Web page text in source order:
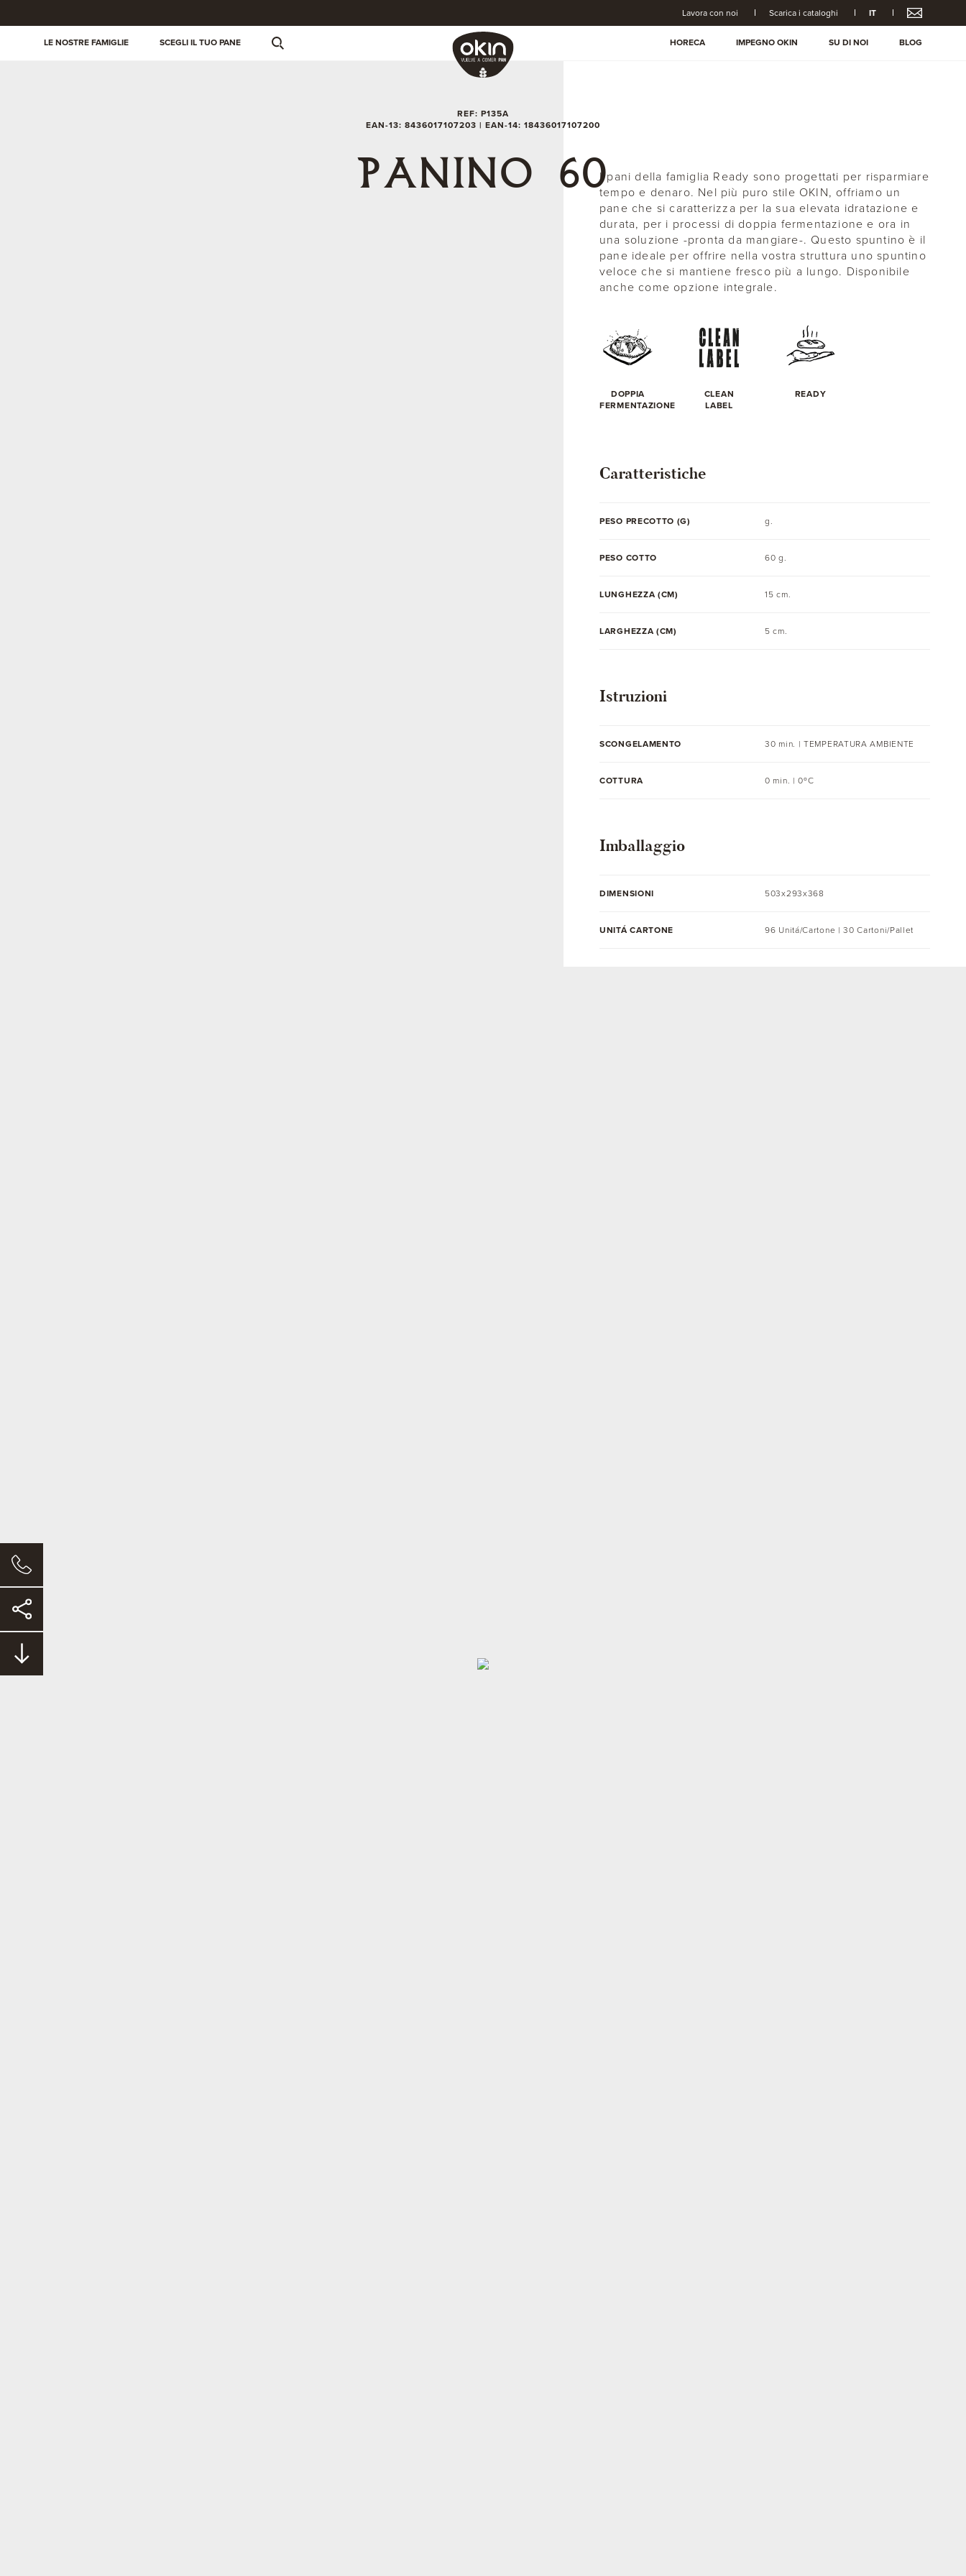
Lavora con noi Scarica i cataloghi IT
LE NOSTRE FAMIGLIE SCEGLI IL TUO PANE HORECA IMPEGNO OKIN SU DI NOI BLOG
REF: P135A
EAN-13: 8436017107203 | EAN-14: 18436017107200
PANINO 60I pani della famiglia Ready sono progettati per risparmiare
tempo e denaro. Nel più puro stile OKIN, offriamo un
pane che si caratterizza per la sua elevata idratazione e
durata, per i processi di doppia fermentazione e ora in
una soluzione -pronta da mangiare-. Questo spuntino è il
pane ideale per offrire nella vostra struttura uno spuntino
veloce che si mantiene fresco più a lungo. Disponibile
anche come opzione integrale.
DOPPIA
FERMENTAZIONE
CLEAN
LABEL
READY
Caratteristiche
PESO PRECOTTO (G) g.
PESO COTTO 60 g.
LUNGHEZZA (CM) 15 cm.
LARGHEZZA (CM) 5 cm.
Istruzioni
SCONGELAMENTO 30 min. |TEMPERATURA AMBIENTE
COTTURA 0 min. | 0ºC
Imballaggio
DIMENSIONI 503x293x368
UNITÁ CARTONE 96 Unitá/Cartone | 30 Cartoni/Pallet